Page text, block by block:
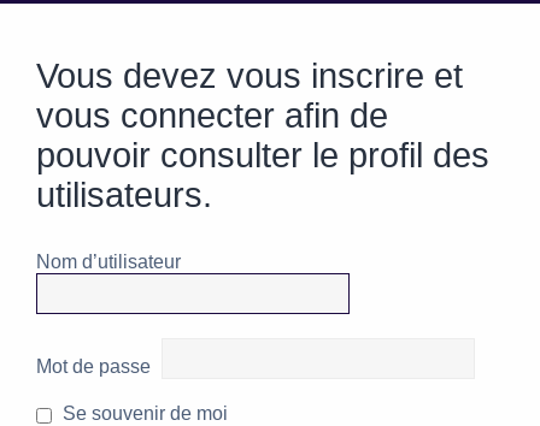
Vous devez vous inscrire et
vous connecter afin de
pouvoir consulter le profil des
utilisateurs.
Nom d’utilisateur
Mot de passe
Se souvenir de moi